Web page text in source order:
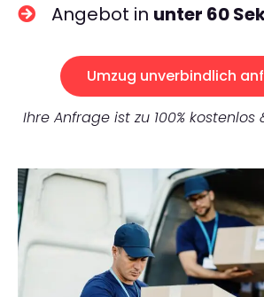
Angebot in unter 60
Umzug unverbindlich
Ihre Anfrage ist zu 100%